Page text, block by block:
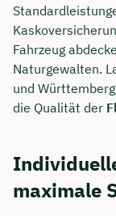
Fahrzeug
Naturgewalten.
und
die Qualität der
maximale